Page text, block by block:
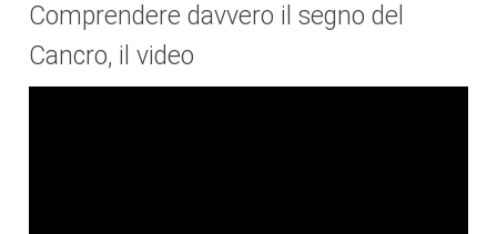
Comprendere davvero il segno del
Cancro, il video